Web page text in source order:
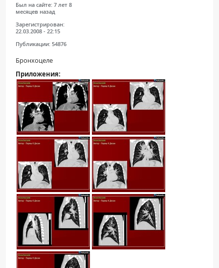
Был на сайте: 7 лет 8
месяцев назад
Зарегистрирован:
22.03.2008 - 22:15
Публикации: 54876
Бронхоцеле
Приложения: